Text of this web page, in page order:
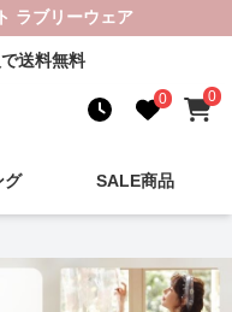
ラブリーウェア
送料無料
0 0
グ SALE商品